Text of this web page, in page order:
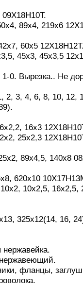
89х4, 219х6
60х5
45х3, 45х3,5
0. Вырезка.. Не
2, 3, 4, 6, 8, 10, 12,
16х3
25х2,3
89х4,5, 140х8
620х10
10х2,5, 16х2,5,
325х12(14, 16,
фланцы,